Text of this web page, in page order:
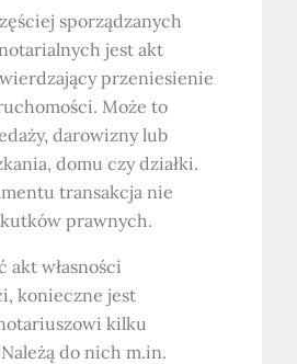
sporządzanych
jest akt
przeniesienie
Może to
darowizny lub
domu czy działki.
transakcja nie
prawnych.
akt własności
konieczne jest
kilku
do nich m.in.